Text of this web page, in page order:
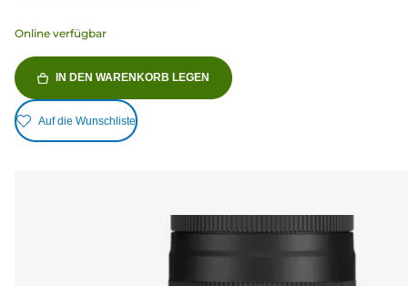
Online verfügbar
IN DEN WARENKORB LEGEN
Auf die Wunschliste